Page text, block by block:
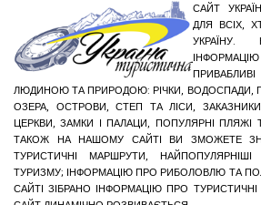
САЙТ
ДЛЯ ВСІХ,
ЛЮДИНОЮ ТА ПРИРОДОЮ: РІЧКИ, ВОДОСПАДИ,
ОЗЕРА, ОСТРОВИ, СТЕП ТА ЛІСИ,
ЦЕРКВИ, ЗАМКИ І ПАЛАЦИ, ПОПУЛЯРНІ ПЛЯЖІ
ТАКОЖ НА НАШОМУ САЙТІ ВИ ЗМОЖЕТЕ
ТУРИСТИЧНІ МАРШРУТИ,
ТУРИЗМУ; ІНФОРМАЦІЮ ПРО РИБОЛОВЛЮ ТА
САЙТІ ЗІБРАНО ІНФОРМАЦІЮ ПРО